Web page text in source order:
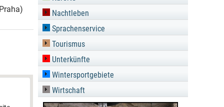
Nachtleben
Sprachenservice
Tourismus
Unterkünfte
Wintersportgebiete
Wirtschaft